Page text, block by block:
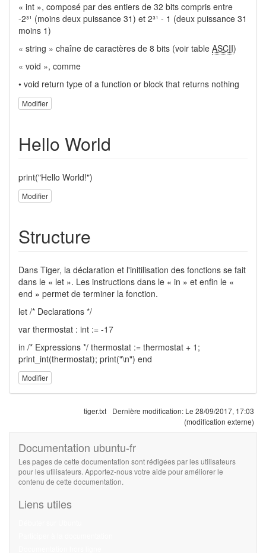
« int », composé par des entiers de 32 bits compris entre
-2³¹ (moins deux puissance 31) et 2³¹ - 1 (deux puissance 31
moins 1)
« string » chaîne de caractères de 8 bits (voir table ASCII)
« void », comme
• void return type of a function or block that returns nothing
Modifier
Hello World
print("Hello World!")
Modifier
Structure
Dans Tiger, la déclaration et l'initilisation des fonctions se fait
dans le « let ». Les instructions dans le « in » et enfin le «
end » permet de terminer la fonction.
let /* Declarations */
var thermostat : int := -17
in /* Expressions */ thermostat := thermostat + 1;
print_int(thermostat); print("\n") end
Modifier
tiger.txt Dernière modification: Le 28/09/2017, 17:03
(modification externe)
Documentation ubuntu-fr
Les pages de cette documentation sont rédigées par les utilisateurs
pour les utilisateurs. Apportez-nous votre aide pour améliorer le
contenu de cette documentation.
Liens utiles